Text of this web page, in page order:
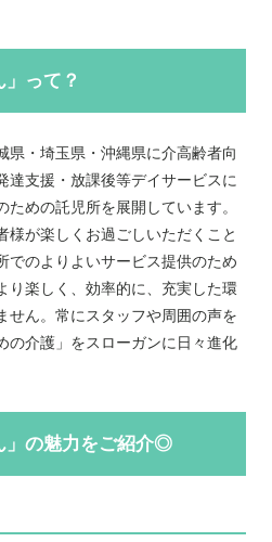
」って？
県・埼玉県・沖縄県に介高齢者向
達支援・放課後等デイサービスに
めの託児所を展開しています。
様が楽しくお過ごしいただくこと
でのよりよいサービス提供のため
り楽しく、効率的に、充実した環
せん。常にスタッフや周囲の声を
の介護」をスローガンに日々進化
」の魅力をご紹介◎